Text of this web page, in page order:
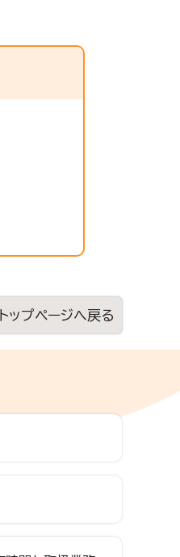
トップページへ戻る